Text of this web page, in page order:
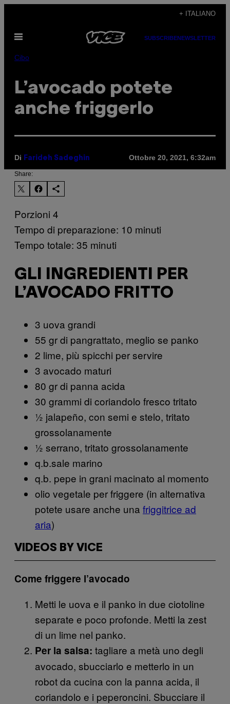
contenuto
+ ITALIANO
Apri
SUBSCRIBENEWSLETTER
Cibo
L’avocado potete
anche friggerlo
Di Farideh Sadeghin Ottobre 20, 2021, 6:32am
Share:
Porzioni 4
Tempo di preparazione: 10 minuti
Tempo totale: 35 minuti
GLI INGREDIENTI PER
L’AVOCADO FRITTO
3 uova grandi
55 gr di pangrattato, meglio se panko
2 lime, più spicchi per servire
3 avocado maturi
80 gr di panna acida
30 grammi di coriandolo fresco tritato
½ jalapeño, con semi e stelo, tritato
grossolanamente
½ serrano, tritato grossolanamente
q.b.sale marino
q.b. pepe in grani macinato al momento
olio vegetale per friggere (in alternativa
potete usare anche una friggitrice ad
aria)
VIDEOS BY VICE
Come friggere l’avocado
Metti le uova e il panko in due ciotoline
separate e poco profonde. Metti la zest
di un lime nel panko.
Per la salsa: tagliare a metà uno degli
avocado, sbucciarlo e metterlo in un
robot da cucina con la panna acida, il
coriandolo e i peperoncini. Sbucciare il